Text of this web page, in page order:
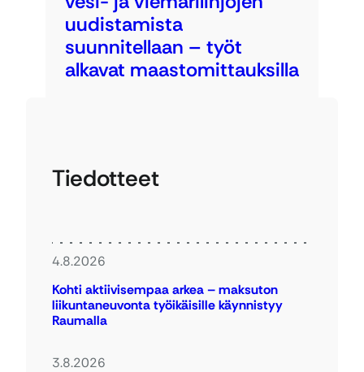
uudistamista
suunnitellaan – työt
alkavat maastomittauksilla
Tiedotteet
4.8.2026
Kohti aktiivisempaa arkea – maksuton
liikuntaneuvonta työikäisille käynnistyy
Raumalla
3.8.2026